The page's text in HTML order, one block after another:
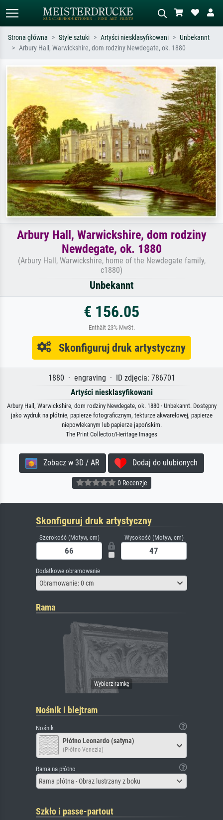
Szukaj wg artysty, tytułu lub stylu – np.
Monet, Gwiaździsta noc,
impresjonizm, fala Hokusaia, akt.
Opisz scenę – np. zielona łąka,
abstrakcja z czerwienią, ciemny olej,
stojący akt obok drzewa.
Strona główna Style sztuki Artyści niesklasyfikowani
Unbekannt
Arbury Hall, Warwickshire, dom rodziny Newdegate, ok. 1880
Arbury Hall, Warwickshire, dom rodziny
Newdegate, ok. 1880
(Arbury Hall, Warwickshire, home of the Newdegate family,
c1880)
Unbekannt
€ 156.05
Enthält 23% MwSt.
Skonfiguruj druk artystyczny
1880 · engraving · ID zdjęcia: 786701
Artyści niesklasyfikowani
Arbury Hall, Warwickshire, dom rodziny Newdegate, ok. 1880 · Unbekannt. Dostępny
jako wydruk na płótnie, papierze fotograficznym, tekturze akwarelowej, papierze
niepowlekanym lub papierze japońskim.
The Print Collector/Heritage Images
Zobacz w 3D / AR Dodaj do ulubionych
0 Recenzje
Skonfiguruj druk artystyczny
Szerokość (Motyw, cm) Wysokość (Motyw, cm)
Dodatkowe obramowanie
Obramowanie: 0 cm
Rama
Nośnik i blejtram
Nośnik
Płótno Leonardo (satyna)
(Płótno Venezia)
Rama na płótno
Rama płótna - Obraz lustrzany z boku
Szkło i passe-partout